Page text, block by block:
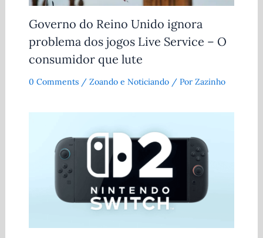
Governo do Reino Unido ignora
problema dos jogos Live Service – O
consumidor que lute
0 Comments / Zoando e Noticiando/ Por Zazinho